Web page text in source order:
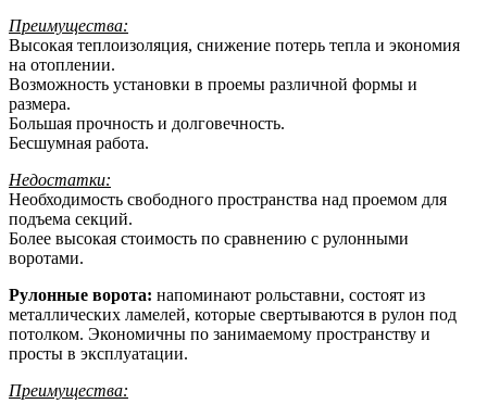
Преимущества:
Высокая теплоизоляция, снижение потерь тепла и экономия
на отоплении.
Возможность установки в проемы различной формы и
размера.
Большая прочность и долговечность.
Бесшумная работа.
Недостатки:
Необходимость свободного пространства над проемом для
подъема секций.
Более высокая стоимость по сравнению с рулонными
воротами.
Рулонные ворота: напоминают рольставни, состоят из
металлических ламелей, которые свертываются в рулон под
потолком. Экономичны по занимаемому пространству и
просты в эксплуатации.
Преимущества: